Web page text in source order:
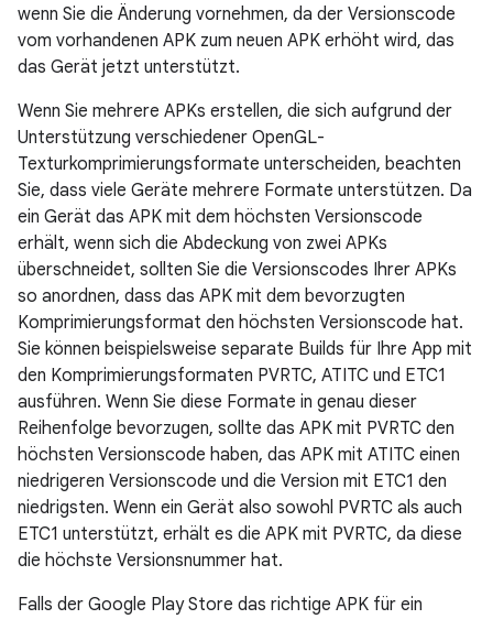
wenn Sie die Änderung vornehmen, da der Versionscode
vom vorhandenen APK zum neuen APK erhöht wird, das
das Gerät jetzt unterstützt.
Wenn Sie mehrere APKs erstellen, die sich aufgrund der
Unterstützung verschiedener OpenGL-
Texturkomprimierungsformate unterscheiden, beachten
Sie, dass viele Geräte mehrere Formate unterstützen. Da
ein Gerät das APK mit dem höchsten Versionscode
erhält, wenn sich die Abdeckung von zwei APKs
überschneidet, sollten Sie die Versionscodes Ihrer APKs
so anordnen, dass das APK mit dem bevorzugten
Komprimierungsformat den höchsten Versionscode hat.
Sie können beispielsweise separate Builds für Ihre App mit
den Komprimierungsformaten PVRTC, ATITC und ETC1
ausführen. Wenn Sie diese Formate in genau dieser
Reihenfolge bevorzugen, sollte das APK mit PVRTC den
höchsten Versionscode haben, das APK mit ATITC einen
niedrigeren Versionscode und die Version mit ETC1 den
niedrigsten. Wenn ein Gerät also sowohl PVRTC als auch
ETC1 unterstützt, erhält es die APK mit PVRTC, da diese
die höchste Versionsnummer hat.
Falls der Google Play Store das richtige APK für ein